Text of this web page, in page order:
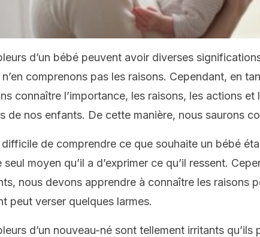
d’un bébé peuvent avoir diverses
n’en comprenons pas les raisons. Cependant, en
connaître l’importance, les raisons, les actions et
de nos enfants. De cette manière, nous saurons
difficile de comprendre ce que souhaite un bébé
seul moyen qu’il a d’exprimer ce qu’il ressent.
nous devons apprendre à connaître les raisons
peut verser quelques larmes.
d’un nouveau-né sont tellement irritants